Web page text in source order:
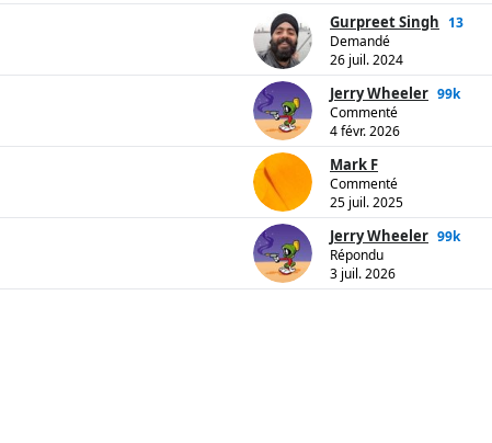
Gurpreet Singh 13
Demandé
26 juil. 2024
Jerry Wheeler 99k
Commenté
4 févr. 2026
Mark F
Commenté
25 juil. 2025
Jerry Wheeler 99k
Répondu
3 juil. 2026